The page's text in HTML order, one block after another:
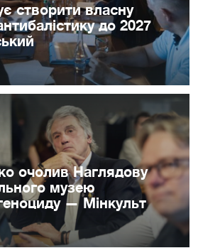
створити власну
до 2027
очолив Наглядову
музею
— Мінкульт